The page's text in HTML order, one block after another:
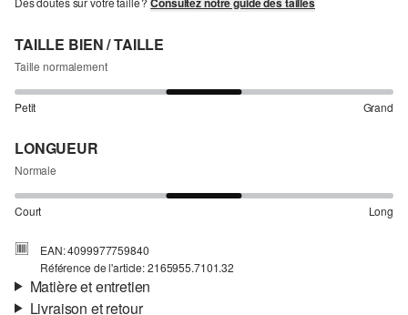
TAILLE BIEN / TAILLE
Taille normalement
Petit Grand
LONGUEUR
Normale
Court Long
EAN: 4099977759840
Référence de l'article: 2165955.7101.32
Matière et entretien
Livraison et retour